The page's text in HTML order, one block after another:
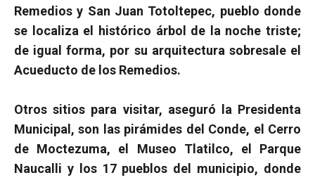
Remedios y San Juan Totoltepec, pueblo donde
se localiza el histórico árbol de la noche triste;
de igual forma, por su arquitectura sobresale el
Acueducto de los Remedios.
Otros sitios para visitar, aseguró la Presidenta
Municipal, son las pirámides del Conde, el Cerro
de Moctezuma, el Museo Tlatilco, el Parque
Naucalli y los 17 pueblos del municipio, donde